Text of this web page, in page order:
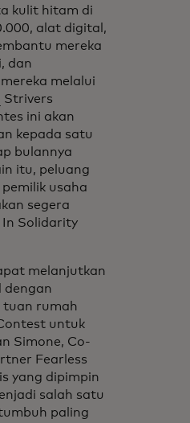
kulit hitam di
alat digital,
mereka
dan
melalui
in a new tab
Strivers
ini akan
kepada satu
bulannya
itu, peluang
usaha
segera
Solidarity
melanjutkan
dengan
tuan rumah
untuk
Simone, Co-
Fearless
yang dipimpin
salah satu
paling